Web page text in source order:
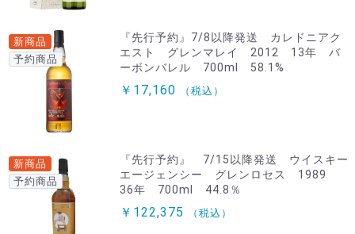
新商品
予約商品
『先行予約』7/8以降発送 カレドニアク
エスト グレンマレイ 2012 13年 バ
ーボンバレル 700ml 58.1%
￥17,160 （税込）
新商品
予約商品
『先行予約』 7/15以降発送 ウイスキー
エージェンシー グレンロセス 1989
36年 700ml 44.8％
￥122,375 （税込）